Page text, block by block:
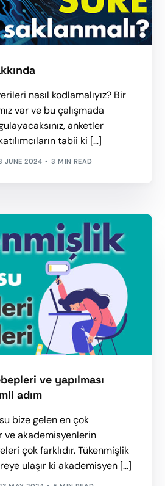
nasıl kodlamalıyız? Bir
var ve bu çalışmada
anketler
tabii ki […]
JUNE 2024 3 MIN READ
ve yapılması
adım
bize gelen en çok
akademisyenlerin
çok farklıdır. Tükenmişlik
ulaşır ki akademisyen […]